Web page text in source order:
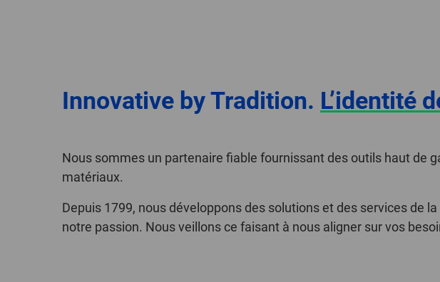
Innovative by Tradition. L’identité
Nous sommes un partenaire fiable fournissant des outils haut de
matériaux.
Depuis 1799, nous développons des solutions et des services de
notre passion. Nous veillons ce faisant à nous aligner sur vos